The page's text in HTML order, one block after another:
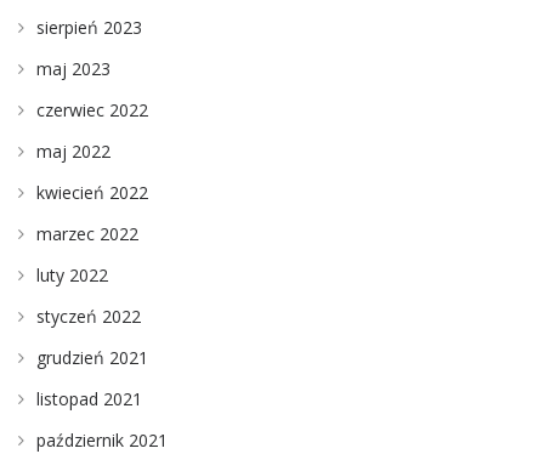
sierpień 2023
maj 2023
czerwiec 2022
maj 2022
kwiecień 2022
marzec 2022
luty 2022
styczeń 2022
grudzień 2021
listopad 2021
październik 2021